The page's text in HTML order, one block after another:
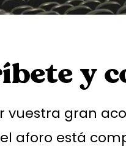
y
vuestra gran
aforo está